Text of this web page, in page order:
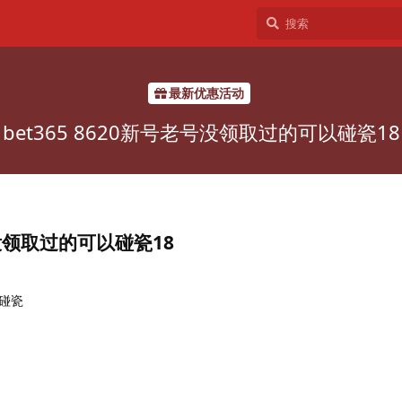
最新优惠活动
bet365 8620新号老号没领取过的可以碰瓷18
取过的可以碰瓷18
瓷